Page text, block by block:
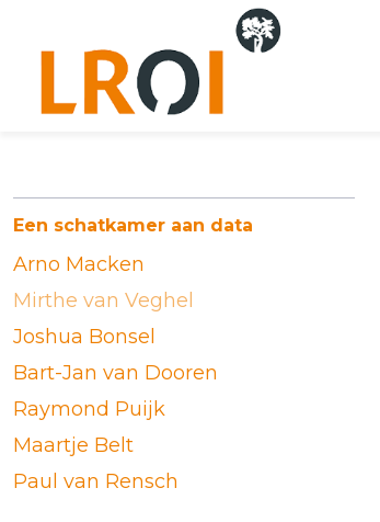
Een schatkamer aan data
Arno Macken
Mirthe van Veghel
Joshua Bonsel
Bart-Jan van Dooren
Raymond Puijk
Maartje Belt
Paul van Rensch